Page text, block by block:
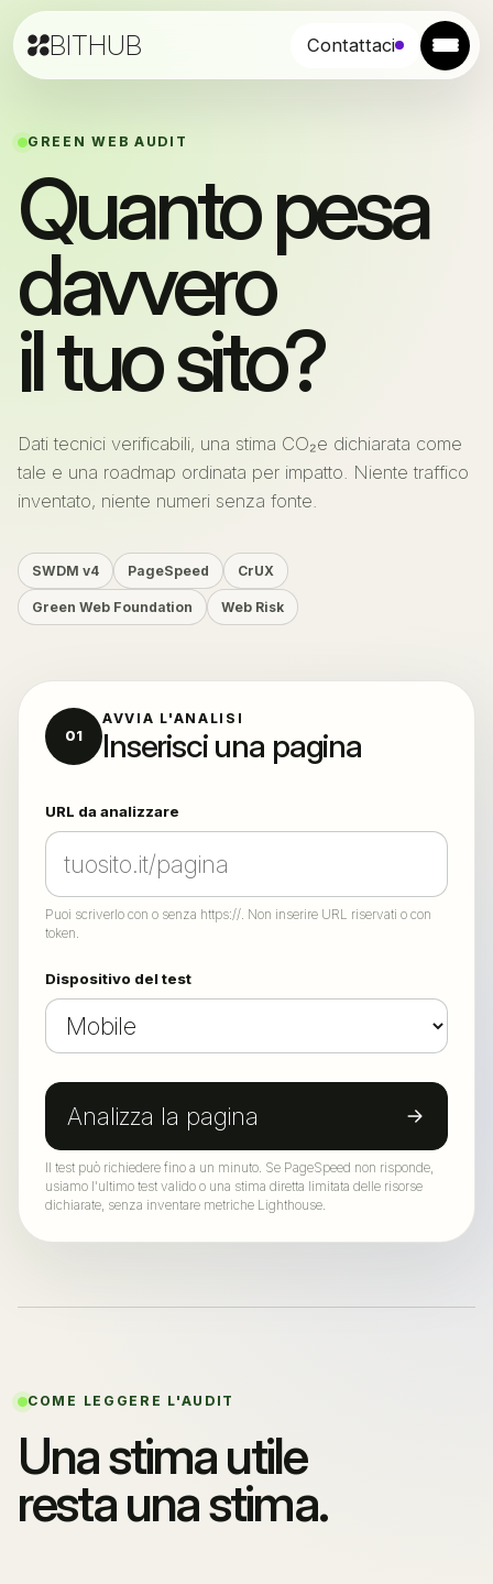
BITHUB Contattaci
GREEN WEB AUDIT
Quanto pesa
davvero
il tuo sito?
Dati tecnici verificabili, una stima CO₂e dichiarata come
tale e una roadmap ordinata per impatto. Niente traffico
inventato, niente numeri senza fonte.
SWDM v4 PageSpeed CrUX
Green Web Foundation Web Risk
01
AVVIA L'ANALISI
Inserisci una pagina
URL da analizzare
Puoi scriverlo con o senza https://. Non inserire URL riservati o con
token.
Dispositivo del test
Analizza la pagina
Il test può richiedere fino a un minuto. Se PageSpeed non risponde,
usiamo l'ultimo test valido o una stima diretta limitata delle risorse
dichiarate, senza inventare metriche Lighthouse.
COME LEGGERE L'AUDIT
Una stima utile
resta una stima.